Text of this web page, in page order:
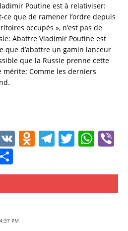
Poutine est à relativiser:
que de ramener l’ordre depuis
occupés », n’est pas de
Abattre Vladimir Poutine est
que d’abattre un gamin lanceur
que la Russie prenne cette
Comme les derniers
V O
n
T
e
T
it
W
at
a
rt
g
PM